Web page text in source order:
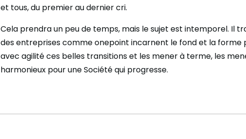
et tous, du premier au dernier cri.
Cela prendra un peu de temps, mais le sujet est intemporel. Il
des entreprises comme onepoint incarnent le fond et la
avec agilité ces belles transitions et les mener à terme, les
harmonieux pour une Société qui progresse.